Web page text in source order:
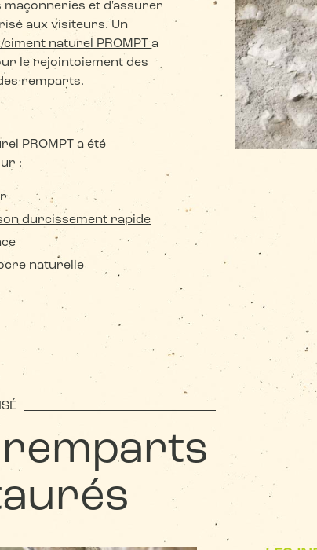
maçonneries et d'assurer
aux visiteurs. Un
ciment naturel PROMPT a
le rejointoiement des
remparts.
PROMPT a été
:
durcissement rapide
naturelle
remparts